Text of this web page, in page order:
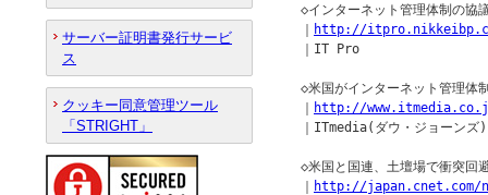
◇インターネット管理体制の協
http://
  ｜IT Pro
◇米国がインターネット管理体
http://
  ｜ITmedia(ダウ・ジョーンズ)
◇米国と国連、土壇場で衝突回
http://japan.cnet.com/
サーバー証明書発行サービ
ス
クッキー同意管理ツール
「STRIGHT」